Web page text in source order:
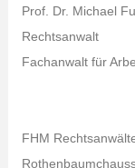
Prof. Dr. Michael
Rechtsanwalt
Fachanwalt für
FHM